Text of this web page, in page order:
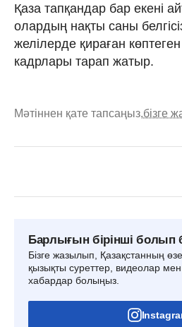
Қаза тапқандар бар екені
олардың нақты саны
желілерде қираған
кадрлары тарап жатыр.
Мәтіннен қате тапсаңыз,бізге
Барлығын бірінші болып
Бізге жазылып, Қазақстанның
қызықты суреттер, видеолар
хабардар болыңыз.